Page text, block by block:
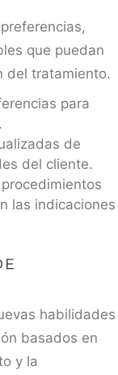
que puedan
del tratamiento.
para
de
del cliente.
las indicaciones
habilidades
basados en
y la